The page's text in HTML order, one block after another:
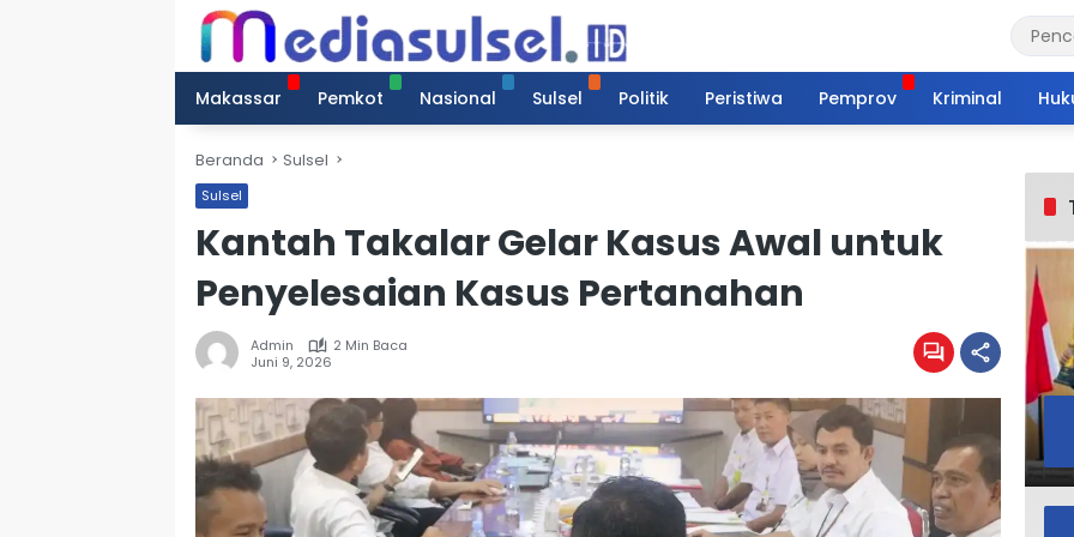
Makassar
Pemkot Nasional Sulsel Politik Peristiwa Pemprov Kriminal
Beranda Sulsel
Sulsel
Kantah Takalar Gelar Kasus Awal untuk
Penyelesaian Kasus Pertanahan
Admin
2 Min Baca
Juni 9, 2026